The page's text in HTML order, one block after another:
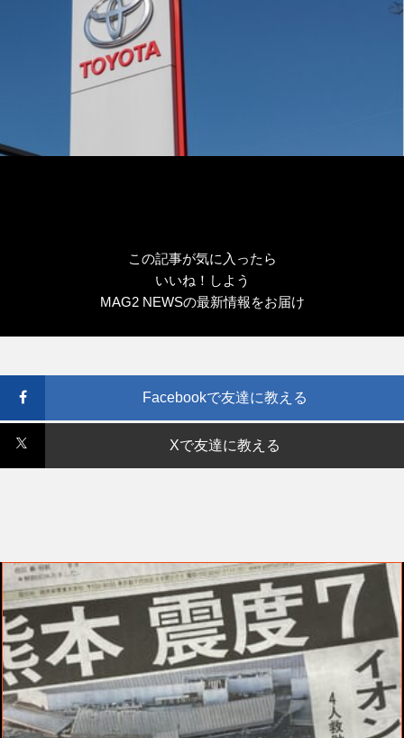
この記事が気に入ったら
いいね！しよう
MAG2 NEWSの最新情報をお届け
Facebookで友達に教える
Xで友達に教える